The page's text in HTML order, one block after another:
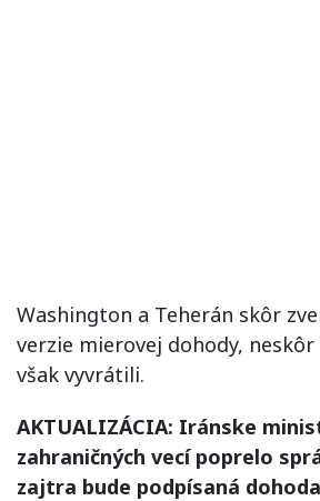
Washington a Teherán skôr
verzie mierovej dohody,
však vyvrátili.
AKTUALIZÁCIA: Iránske
zahraničných vecí poprelo
zajtra bude podpísaná dohoda